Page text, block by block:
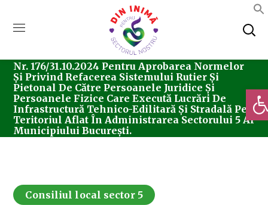
Consiliul Local Sector 5
Nr. 176/31.10.2024 Pentru Aprobarea Normelor
Și Privind Refacerea Sistemului Rutier Şi
Pietonal De Către Persoanele Juridice Şi
Persoanele Fizice Care Execută Lucrări De
Infrastructură Tehnico-Edilitară Și Stradală Pe
Teritoriul Aflat În Administrarea Sectorului 5 Al
Municipiului Bucureşti.
Consiliul local sector 5